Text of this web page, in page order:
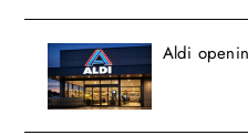
Aldi